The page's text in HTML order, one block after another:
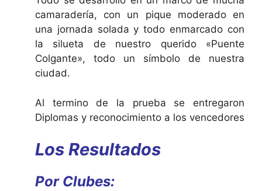
camaradería, con un pique moderado en
una jornada solada y todo enmarcado con
la silueta de nuestro querido «Puente
Colgante», todo un símbolo de nuestra
ciudad.
Al termino de la prueba se entregaron
Diplomas y reconocimiento a los vencedores
Los Resultados
Por Clubes: